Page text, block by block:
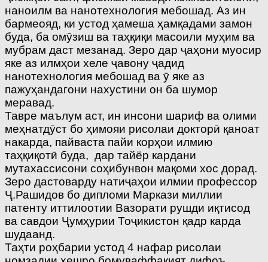
наноилм ва нанотехнология мебошад. Аз ин
бармеояд, ки устод ҳамеша ҳамқадами замон
буда, ба омӯзиш ва таҳқиқи масоили муҳим ва
мубрам даст мезанад. Зеро дар ҷаҳони муосир
яке аз илмҳои хеле ҷавону ҷадид
нанотехнология мебошад ва ӯ яке аз
пажуҳандагони нахустини он ба шумор
меравад.
Тавре маълум аст, ин инсони шариф ва олими
меҳнатдӯст бо ҳимояи рисолаи докторӣ қаноат
накарда, пайваста пайи корҳои илмию
таҳқиқотӣ буда, дар тайёр кардани
мутахассисони соҳибунвон мақоми хос дорад.
Зеро дастоварду натиҷаҳои илмии профессор
Ҷ.Рашидов бо дипломи Маркази миллии
патенту иттилоотии Вазорати рушди иқтисод
ва савдои Ҷумҳурии Тоҷикистон қадр карда
шудаанд.
Таҳти роҳбарии устод 4 нафар рисолаи